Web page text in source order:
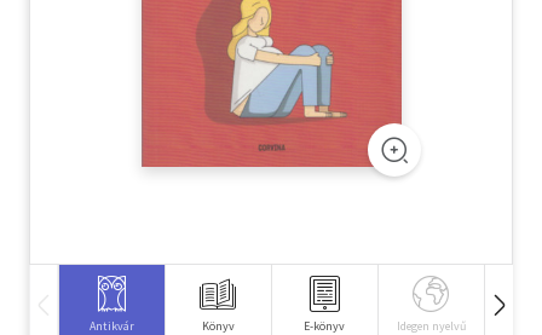
Tankönyv, segédkönyv
Antikvár Könyv E-könyv Idegen nyelvű